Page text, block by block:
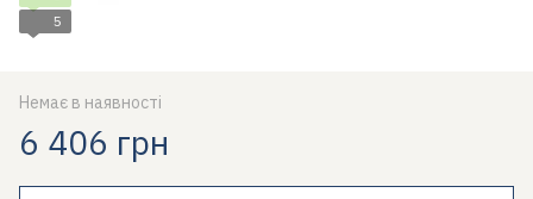
5
Немає в наявності
6 406 грн